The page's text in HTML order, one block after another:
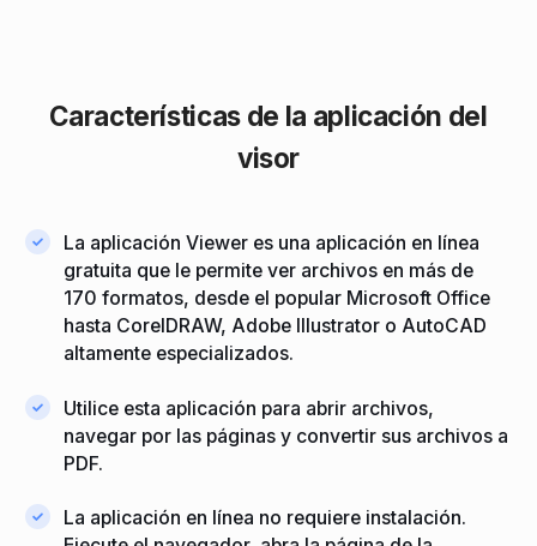
Características de la aplicación del
visor
La aplicación Viewer es una aplicación en línea
gratuita que le permite ver archivos en más de
170 formatos, desde el popular Microsoft Office
hasta CorelDRAW, Adobe Illustrator o AutoCAD
altamente especializados.
Utilice esta aplicación para abrir archivos,
navegar por las páginas y convertir sus archivos a
PDF.
La aplicación en línea no requiere instalación.